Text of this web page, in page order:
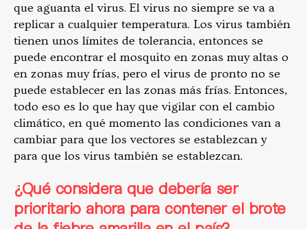
que aguanta el virus. El virus no siempre se va a
replicar a cualquier temperatura. Los virus también
tienen unos límites de tolerancia, entonces se
puede encontrar el mosquito en zonas muy altas o
en zonas muy frías, pero el virus de pronto no se
puede establecer en las zonas más frías. Entonces,
todo eso es lo que hay que vigilar con el cambio
climático, en qué momento las condiciones van a
cambiar para que los vectores se establezcan y
para que los virus también se establezcan.
¿Qué considera que debería ser
prioritario ahora para contener el brote